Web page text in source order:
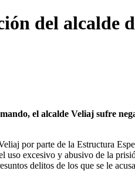
del alcalde
el alcalde Veliaj sufre
por parte de la Estructura
excesivo y abusivo de la
delitos de los que se le